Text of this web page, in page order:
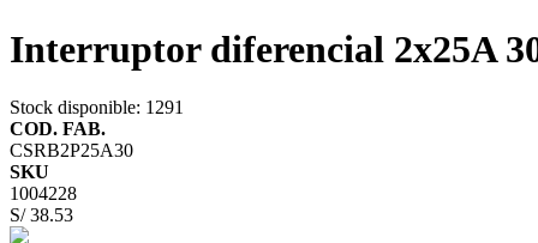
Interruptor diferencial 2x25A
Stock disponible: 1291
COD. FAB.
CSRB2P25A30
SKU
1004228
S/ 38.53